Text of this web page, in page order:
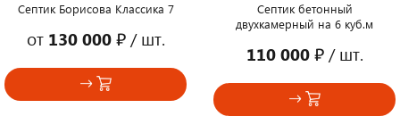
Септик Борисова Классика 7
от 130 000 ₽/ шт.
Септик бетонный
двухкамерный на 6 куб.м
110 000 ₽/ шт.